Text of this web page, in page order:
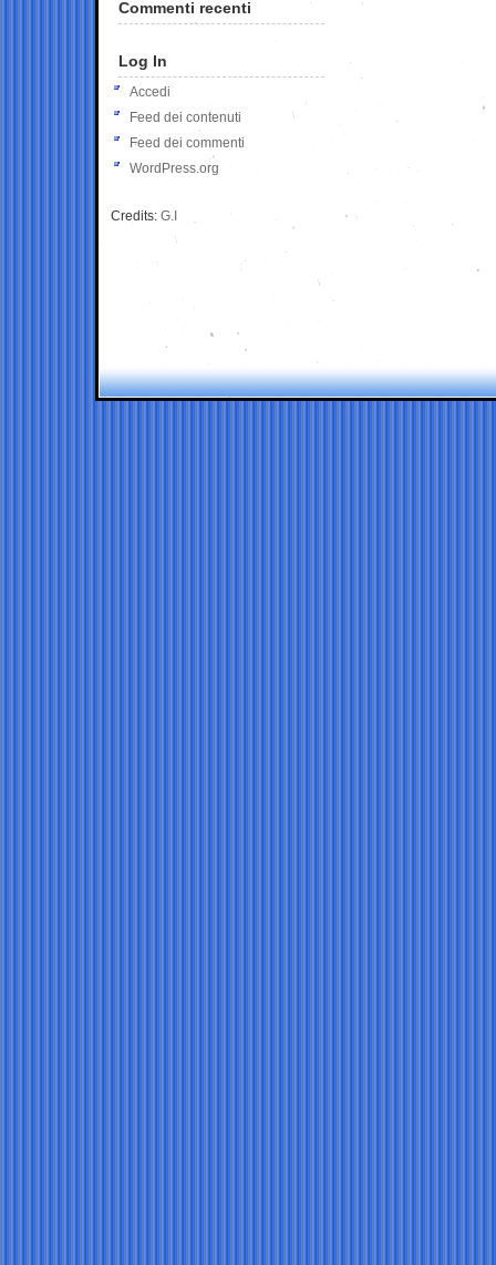
Commenti recenti
Log In
Accedi
Feed dei contenuti
Feed dei commenti
WordPress.org
Credits: G.I